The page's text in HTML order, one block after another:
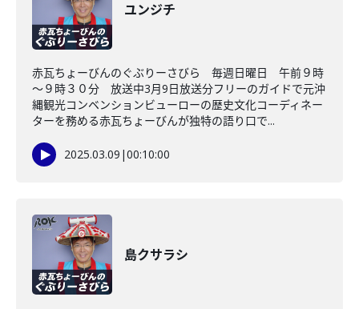
ユンジチ
赤瓦ちょーびんのぐぶりーさびら 毎週日曜日 午前９時
～９時３０分 放送中3月9日放送分フリーのガイドで元沖
縄観光コンベンションビューローの歴史文化コーディネー
ターを務める赤瓦ちょーびんが独特の語り口で...
2025.03.09 |00:10:00
島クサラシ